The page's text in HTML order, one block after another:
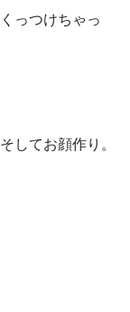
っつけちゃっ
してお顔作り。